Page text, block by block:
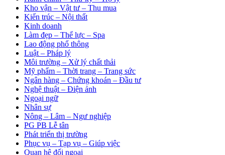
Kho vận – Vật tư – Thu mua
Kiến trúc – Nội thất
Kinh doanh
Làm đẹp – Thể lực – Spa
Lao động phổ thông
Luật – Pháp lý
Môi trường – Xử lý chất thải
Mỹ phẩm – Thời trang – Trang sức
Ngân hàng – Chứng khoán – Đầu tư
Nghệ thuật – Điện ảnh
Ngoại ngữ
Nhân sự
Nông – Lâm – Ngư nghiệp
PG PB Lễ tân
Phát triển thị trường
Phục vụ – Tạp vụ – Giúp việc
Quan hệ đối ngoại